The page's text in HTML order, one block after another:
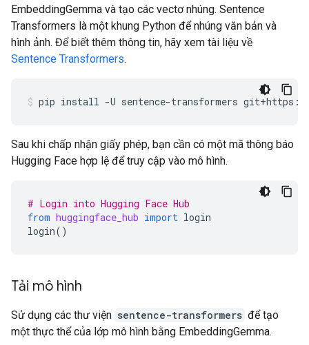
EmbeddingGemma và tạo các vectơ nhúng. Sentence
Transformers là một khung Python để nhúng văn bản và
hình ảnh. Để biết thêm thông tin, hãy xem tài liệu về
Sentence Transformers.
pip install -U sentence-transformers git+https://
Sau khi chấp nhận giấy phép, bạn cần có một mã thông báo
Hugging Face hợp lệ để truy cập vào mô hình.
# Login into Hugging Face Hub
from huggingface_hub import login
login()
Tải mô hình
Sử dụng các thư viện sentence-transformers để tạo
một thực thể của lớp mô hình bằng EmbeddingGemma.